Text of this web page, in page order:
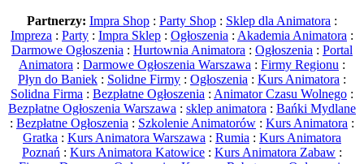
Partnerzy: Impra Shop : Party Shop : Sklep dla Animatora :
Impreza : Party : Impra Sklep : Ogłoszenia : Akademia Animatora :
Darmowe Ogłoszenia : Hurtownia Animatora : Ogłoszenia : Portal
Animatora : Darmowe Ogłoszenia Warszawa : Firmy Regionu :
Płyn do Baniek : Solidne Firmy : Ogłoszenia : Kurs Animatora :
Solidna Firma : Bezpłatne Ogłoszenia : Animator Czasu Wolnego :
Bezpłatne Ogłoszenia Warszawa : sklep animatora : Bańki Mydlane
: Bezpłatne Ogłoszenia : Szkolenie Animatorów : Kurs Animatora :
Gratka : Kurs Animatora Warszawa : Rumia : Kurs Animatora
Poznań : Kurs Animatora Katowice : Kurs Animatora Zabaw :